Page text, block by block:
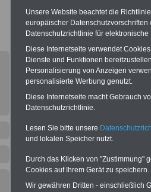
(Beamte &
geben (Medienberichten
mind.3.000 und 13.000
hierzu eine Broschüre
des Gesetzentwurfs der
(wahrscheinlich im
Broschüre.
Meldung
Unsere Website beachtet die
europäischer
Datenschutzrichtlinie für
Diese Internetseite verwendet
Dienste und Funktionen
Personalisierung von Anzeigen
personalisierte Werbung genutzt.
Diese Internetseite macht Gebrauch
Datenschutzrichtlinie.
Lesen Sie bitte unsere
und lokalen Speicher nutzt.
Durch das Klicken von "Zustimmung"
Cookies auf Ihrem Gerät zu speichern.
Wir gewähren Dritten - einschließlich